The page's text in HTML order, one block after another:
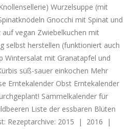
Wurzelsuppe (mit
Gnocchi mit Spinat und
vegan Zwiebelkuchen mit
selbst herstellen (funktioniert auch
Wintersalat mit Granatapfel und
süß-sauer einkochen Mehr
Erntekalender Obst Erntekalender
Sammelkalender für
Liste der essbaren Blüten
Rezeptarchive: 2015 | 2016 |